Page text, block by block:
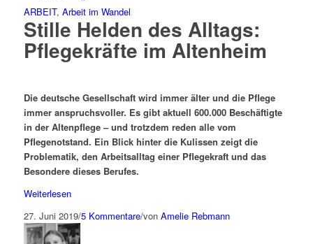
ARBEIT, Arbeit im Wandel
Stille Helden des Alltags:
Pflegekräfte im Altenheim
Die deutsche Gesellschaft wird immer älter und die Pflege
immer anspruchsvoller. Es gibt aktuell 600.000 Beschäftigte
in der Altenpflege – und trotzdem reden alle vom
Pflegenotstand. Ein Blick hinter die Kulissen zeigt die
Problematik, den Arbeitsalltag einer Pflegekraft und das
Besondere dieses Berufes.
Weiterlesen
27. Juni 2019/5 Kommentare/von Amelie Rebmann